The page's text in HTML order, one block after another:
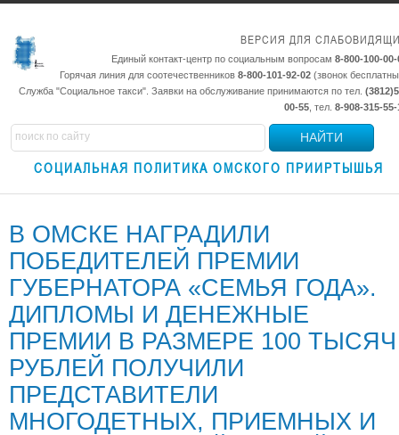
ВЕРСИЯ ДЛЯ
Единый контакт-центр по социальным вопросам 8-800-100-00-
Горячая линия для соотечественников 8-800-101-92-02 (звонок
Служба "Социальное такси". Заявки на обслуживание принимаются по тел.
00-55 , тел. 8-908-315-55-
НАЙТИ
СОЦИАЛЬНАЯ ПОЛИТИКА ОМСКОГО ПРИИРТЫШЬЯ
В ОМСКЕ НАГРАДИЛИ
ПОБЕДИТЕЛЕЙ ПРЕМИИ
ГУБЕРНАТОРА «СЕМЬЯ ГОДА».
ДИПЛОМЫ И ДЕНЕЖНЫЕ
ПРЕМИИ В РАЗМЕРЕ 100 ТЫСЯЧ
РУБЛЕЙ ПОЛУЧИЛИ
ПРЕДСТАВИТЕЛИ
МНОГОДЕТНЫХ, ПРИЕМНЫХ И